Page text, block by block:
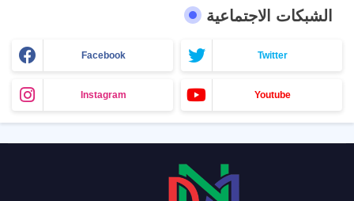
الشبكات الاجتماعية
Facebook Twitter
Instagram Youtube